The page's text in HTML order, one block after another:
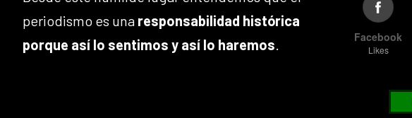
periodismo es una responsabilidad histórica
porque así lo sentimos y así lo haremos
Facebook
Likes